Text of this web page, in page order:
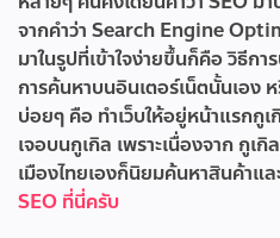
จากคำว่า Search Engine
มาในรูปที่เข้าใจง่ายขึ้นก็คือ วิธีก
การค้นหาบนอินเตอร์เน็ตนั้นเอง
บ่อยๆ คือ ทำเว็บให้อยู่หน้าแรกกูเ
เจอบนกูเกิล เพราะเนื่องจาก กูเ
เมืองไทยเองก็นิยมค้นหาสินค้าแ
SEO ที่นี่ครับ